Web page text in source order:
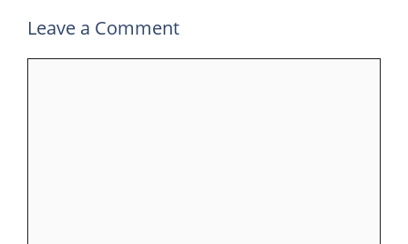
Leave a Comment